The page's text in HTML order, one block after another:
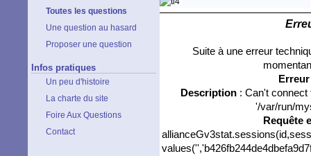
Toutes les questions
Une question au hasard
Proposer une question
Infos pratiques
Un peu d'histoire
La charte du site
Foire Aux Questions
Contact
Suite à une erreur
Description: Can't connect
'/var/run/
Requête